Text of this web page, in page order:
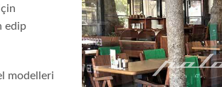
edip
modelleri